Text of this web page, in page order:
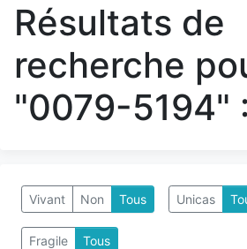
Résultats de
recherche
"0079-5194"
Vivant Non Tous Unicas
Fragile Tous